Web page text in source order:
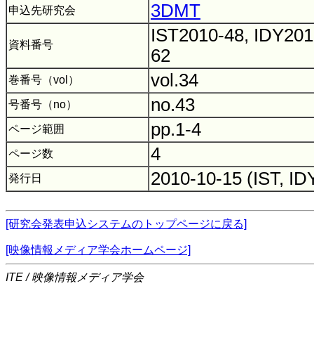
申込先研究会 3DMT
資料番号
IST2010-48,
62
巻番号（vol） vol.34
号番号（no） no.43
ページ範囲 pp.1-4
ページ数 4
発行日 2010-10-15 (IST,
[研究会発表申込システムのトップページに戻る]
[映像情報メディア学会ホームページ]
ITE / 映像情報メディア学会